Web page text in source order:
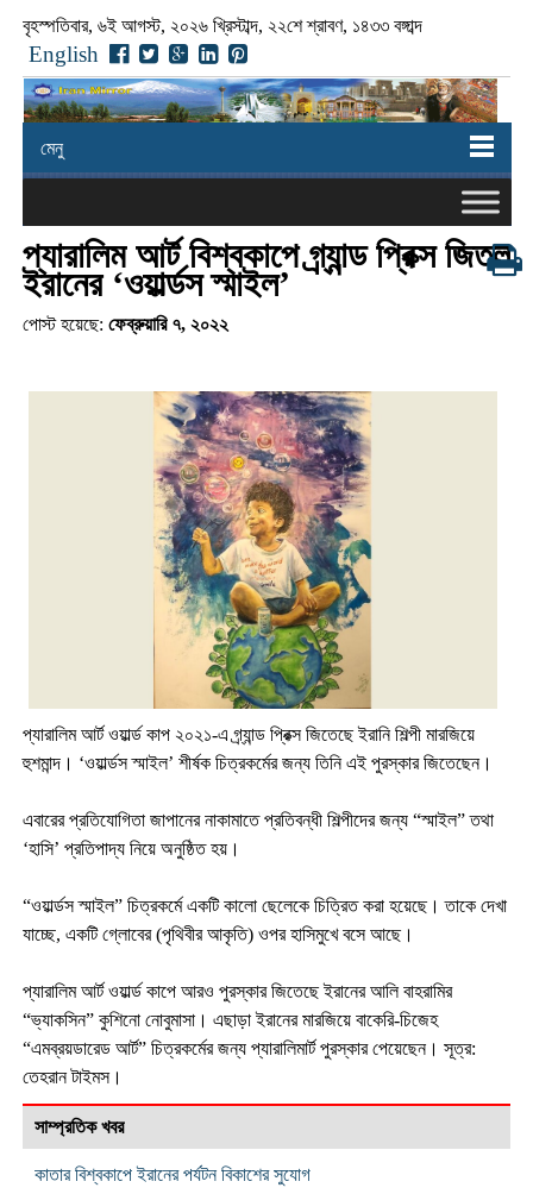
বৃহস্পতিবার, ৬ই আগস্ট, ২০২৬ খ্রিস্টাব্দ, ২২শে শ্রাবণ, ১৪৩৩ বঙ্গাব্দ
English
মেনু
প্যারালিম আর্ট বিশ্বকাপে গ্র্যান্ড প্রিক্স জিতল
ইরানের ‘ওয়ার্ল্ডস স্মাইল’
পোস্ট হয়েছে: ফেব্রুয়ারি ৭, ২০২২
প্যারালিম আর্ট ওয়ার্ল্ড কাপ ২০২১-এ গ্র্যান্ড প্রিক্স জিতেছে ইরানি শিল্পী মারজিয়ে
হুশমান্দ। ‘ওয়ার্ল্ডস স্মাইল’ শীর্ষক চিত্রকর্মের জন্য তিনি এই পুরস্কার জিতেছেন।
এবারের প্রতিযোগিতা জাপানের নাকামাতে প্রতিবন্ধী শিল্পীদের জন্য “স্মাইল” তথা
‘হাসি’ প্রতিপাদ্য নিয়ে অনুষ্ঠিত হয়।
“ওয়ার্ল্ডস স্মাইল” চিত্রকর্মে একটি কালো ছেলেকে চিত্রিত করা হয়েছে। তাকে দেখা
যাচ্ছে, একটি গ্লোবের (পৃথিবীর আকৃতি) ওপর হাসিমুখে বসে আছে।
প্যারালিম আর্ট ওয়ার্ল্ড কাপে আরও পুরস্কার জিতেছে ইরানের আলি বাহরামির
“ভ্যাকসিন” কুশিনো নোবুমাসা। এছাড়া ইরানের মারজিয়ে বাকেরি-চিজেহ
“এমব্রয়ডারেড আর্ট” চিত্রকর্মের জন্য প্যারালিমার্ট পুরস্কার পেয়েছেন। সূত্র:
তেহরান টাইমস।
সাম্প্রতিক খবর
কাতার বিশ্বকাপে ইরানের পর্যটন বিকাশের সুযোগ